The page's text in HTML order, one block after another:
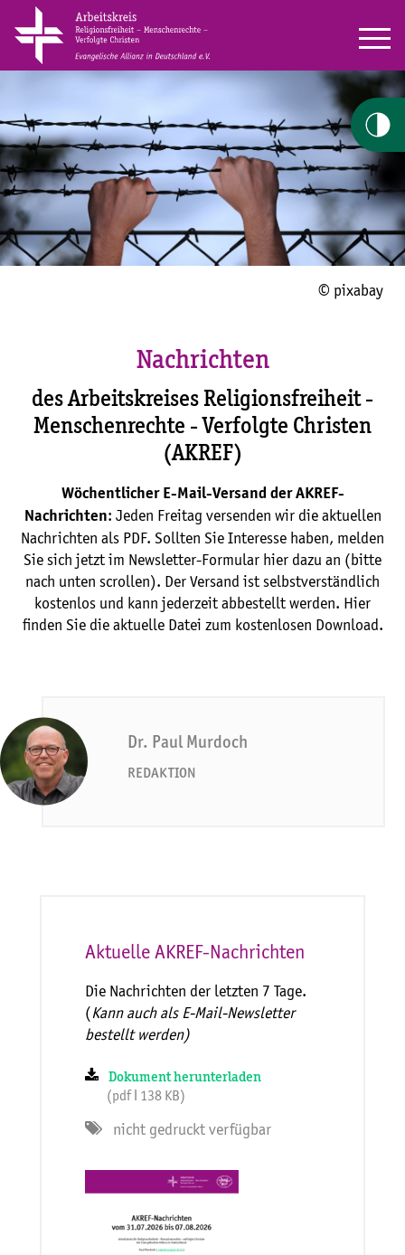
© pixabay
Nachrichten
des Arbeitskreises Religionsfreiheit -
Menschenrechte - Verfolgte Christen
(AKREF)
Wöchentlicher E-Mail-Versand der AKREF-
Nachrichten: Jeden Freitag versenden wir die aktuellen
Nachrichten als PDF. Sollten Sie Interesse haben, melden
Sie sich jetzt im Newsletter-Formular hier dazu an (bitte
nach unten scrollen). Der Versand ist selbstverständlich
kostenlos und kann jederzeit abbestellt werden. Hier
finden Sie die aktuelle Datei zum kostenlosen Download.
Dr. Paul Murdoch
REDAKTION
Aktuelle AKREF-Nachrichten
Die Nachrichten der letzten 7 Tage.
(Kann auch als E-Mail-Newsletter
bestellt werden)
Dokument herunterladen
(pdf ǀ 138 KB)
nicht gedruckt verfügbar